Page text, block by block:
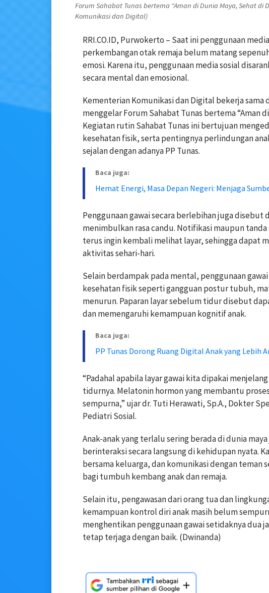
Forum Sahabat Tunas bertema “Aman di Dunia Maya, Sehat di
Komunikasi dan Digital)
RRI.CO.ID, Purwokerto – Saat ini penggunaan
perkembangan otak remaja belum matang
emosi. Karena itu, penggunaan media sosial
secara mental dan emosional.
Kementerian Komunikasi dan Digital bekerja sama
menggelar Forum Sahabat Tunas bertema “Aman
Kegiatan rutin Sahabat Tunas ini bertujuan
kesehatan fisik, serta pentingnya perlindungan
sejalan dengan adanya PP Tunas.
Baca juga:
Hemat Energi, Masa Depan Negeri: Menjaga
Penggunaan gawai secara berlebihan juga
menimbulkan rasa candu. Notifikasi maupun
terus ingin kembali melihat layar, sehingga dapat
aktivitas sehari-hari.
Selain berdampak pada mental, penggunaan
kesehatan fisik seperti gangguan postur tubuh,
menurun. Paparan layar sebelum tidur disebut
dan memengaruhi kemampuan kognitif anak.
Baca juga:
PP Tunas Dorong Ruang Digital Anak yang Lebih
“Padahal apabila layar gawai kita dipakai
tidurnya. Melatonin hormon yang membantu
sempurna,” ujar dr. Tuti Herawati, Sp.A., Dokter
Pediatri Sosial.
Anak-anak yang terlalu sering berada di dunia
berinteraksi secara langsung di kehidupan nyata.
bersama keluarga, dan komunikasi dengan
bagi tumbuh kembang anak dan remaja.
Selain itu, pengawasan dari orang tua dan
kemampuan kontrol diri anak masih belum
menghentikan penggunaan gawai setidaknya dua
tetap terjaga dengan baik. (Dwinanda)